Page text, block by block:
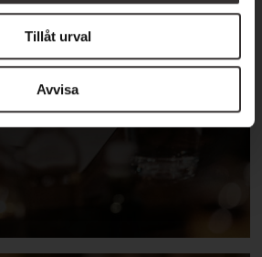
Tillåt urval
Avvisa
DIN PLATS